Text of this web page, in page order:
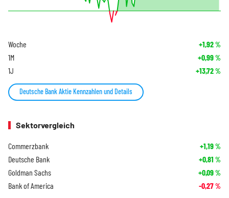
Woche +1,92%
1M +0,99%
1J +13,72%
Deutsche Bank Aktie Kennzahlen und Details
Sektorvergleich
Commerzbank +1,19%
Deutsche Bank +0,81 %
Goldman Sachs +0,09%
Bank of America -0,27%